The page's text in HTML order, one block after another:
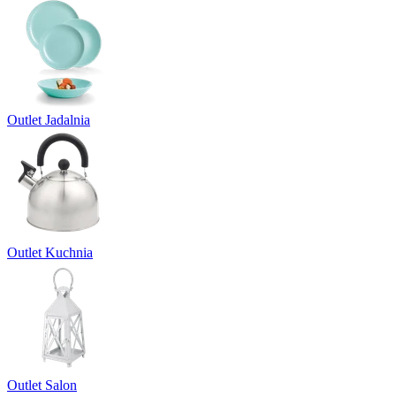
Outlet Jadalnia
Outlet Kuchnia
Outlet Salon